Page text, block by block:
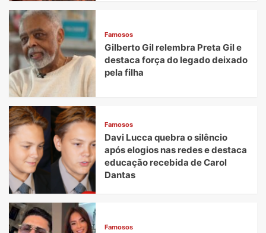
Famosos
Gilberto Gil relembra Preta Gil e
destaca força do legado deixado
pela filha
Famosos
Davi Lucca quebra o silêncio
após elogios nas redes e destaca
educação recebida de Carol
Dantas
Famosos